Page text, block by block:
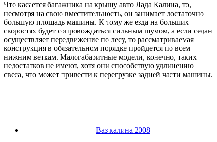
Что касается багажника на крышу авто Лада Калина, то,
несмотря на свою вместительность, он занимает достаточно
большую площадь машины. К тому же езда на больших
скоростях будет сопровождаться сильным шумом, а если седан
осуществляет передвижение по лесу, то рассматриваемая
конструкция в обязательном порядке пройдется по всем
нижним веткам. Малогабаритные модели, конечно, таких
недостатков не имеют, хотя они способствую удлинению
свеса, что может привести к перегрузке задней части машины.
Ваз калина 2008